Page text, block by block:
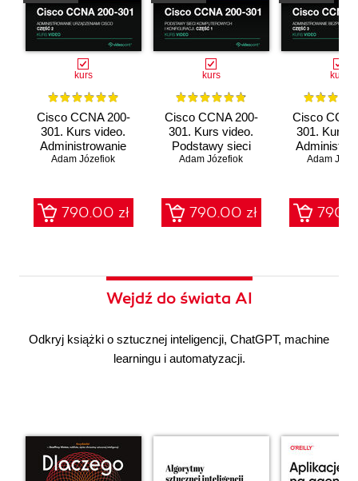
kurs
Cisco CCNA 200-
301. Kurs video.
Administrowanie
urządzeniami Cisco
Adam Józefiok
790.00 zł
kurs
Cisco CCNA 200-
301. Kurs video.
Podstawy sieci
komputerowych i
Adam Józefiok
790.00 zł
kurs
Cisco
301. Kurs
Adam
Wejdź do świata AI
Odkryj książki o sztucznej inteligencji, ChatGPT, machine
learningu i automatyzacji.